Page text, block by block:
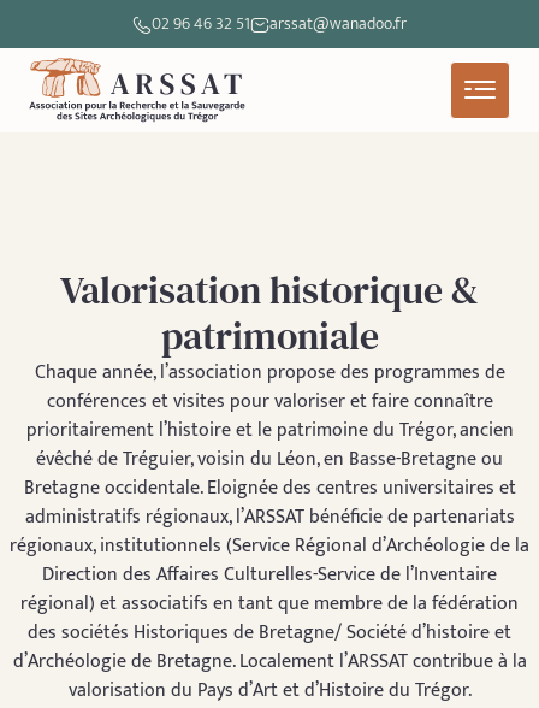
02 96 46 32 51 arssat@wanadoo.fr
Valorisation historique &
patrimoniale
Chaque année, l’association propose des programmes de
conférences et visites pour valoriser et faire connaître
prioritairement l’histoire et le patrimoine du Trégor, ancien
évêché de Tréguier, voisin du Léon, en Basse-Bretagne ou
Bretagne occidentale. Eloignée des centres universitaires et
administratifs régionaux, l’ARSSAT bénéficie de partenariats
régionaux, institutionnels (Service Régional d’Archéologie de la
Direction des Affaires Culturelles-Service de l’Inventaire
régional) et associatifs en tant que membre de la fédération
des sociétés Historiques de Bretagne/ Société d’histoire et
d’Archéologie de Bretagne. Localement l’ARSSAT contribue à la
valorisation du Pays d’Art et d’Histoire du Trégor.